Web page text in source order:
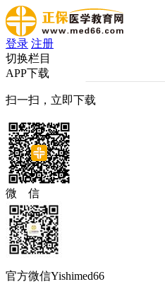
登录 注册
切换栏目
APP下载
扫一扫，立即下载
微 信
官方微信Yishimed66